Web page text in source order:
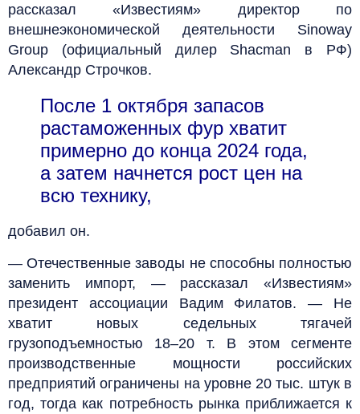
рассказал «Известиям» директор по
внешнеэкономической деятельности Sinoway
Group (официальный дилер Shacman в РФ)
Александр Строчков.
После 1 октября запасов
растаможенных фур хватит
примерно до конца 2024 года,
а затем начнется рост цен на
всю технику,
добавил он.
— Отечественные заводы не способны полностью
заменить импорт, — рассказал «Известиям»
президент ассоциации Вадим Филатов. — Не
хватит новых седельных тягачей
грузоподъемностью 18–20 т. В этом сегменте
производственные мощности российских
предприятий ограничены на уровне 20 тыс. штук в
год, тогда как потребность рынка приближается к